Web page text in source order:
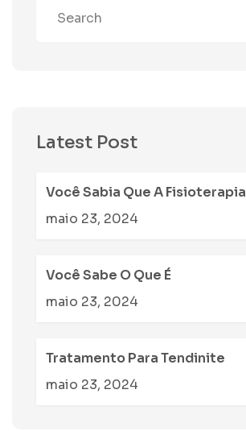
Latest Post
Você Sabia Que A Fisioterapia
maio 23, 2024
Você Sabe O Que É
maio 23, 2024
Tratamento Para Tendinite
maio 23, 2024